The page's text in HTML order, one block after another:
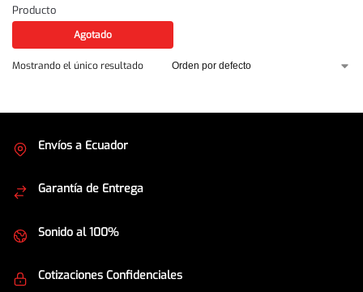
Producto
Agotado
Mostrando el único resultado
Envíos a Ecuador
Garantía de Entrega
Sonido al 100%
Cotizaciones Confidenciales